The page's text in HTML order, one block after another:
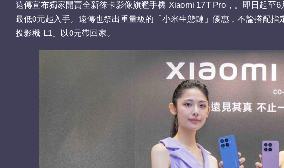
遠傳宣布獨家開賣全新徠卡影像旗艦手機 Xiaomi 17T Pro，。即日起至
最低0元起入手。遠傳也祭出重量級的「小米生態鏈」優惠，不論搭配
投影機 L1」以0元帶回家。